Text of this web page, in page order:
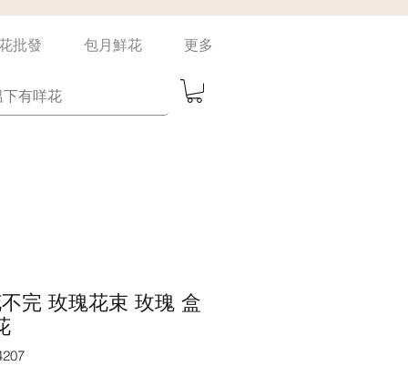
批發 包月鮮花 更多
完 玫瑰花束 玫瑰 盒